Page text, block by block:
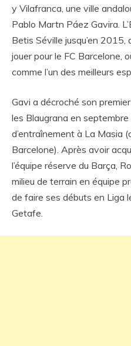
y Vilafranca, une ville
Pablo Martn Páez Gavira.
Betis Séville jusqu’en
jouer pour le FC Barcelone,
comme l’un des meilleurs
Gavi a décroché son
les Blaugrana en
d’entraînement à La Masia
Barcelone). Après avoir
l’équipe réserve du Barça,
milieu de terrain en équipe
de faire ses débuts en Liga
Getafe.